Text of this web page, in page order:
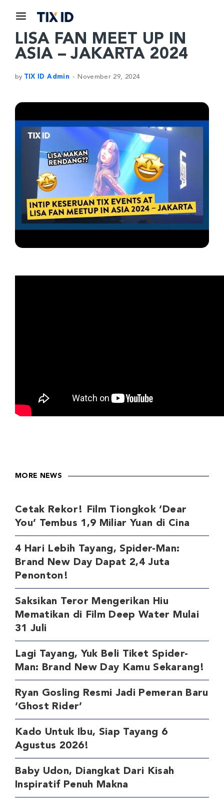
LISA FAN MEET UP IN
ASIA – JAKARTA 2024
by TIX ID Admin November 29, 2024
MORE NEWS
Cetak Rekor! Film Tiongkok ‘Dear
You’ Tembus 1,9 Miliar Yuan di Cina
4 Hari Lebih Tayang, Spider-Man:
Brand New Day Dapat 2,4 Juta
Penonton!
Saksikan Teror Mengerikan Hiu
Mematikan di Film Deep Water Mulai
31 Juli
Lagi Tayang, Yuk Beli Tiket Spider-
Man: Brand New Day Kamu Sekarang!
Ryan Gosling Resmi Jadi Pemeran Baru
‘Ghost Rider’
Kado Untuk Ibu, Siap Tayang 6
Agustus 2026!
Baby Udon, Diangkat Dari Kisah
Inspiratif Penuh Makna